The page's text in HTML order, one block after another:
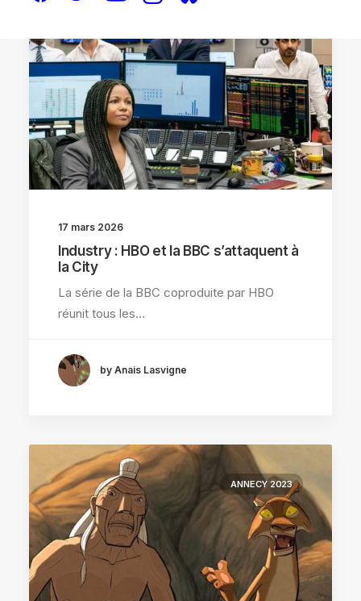
17 mars 2026
Industry : HBO et la BBC s’attaquent à
la City
La série de la BBC coproduite par HBO
réunit tous les…
by Anais Lasvigne
ANNECY 2023